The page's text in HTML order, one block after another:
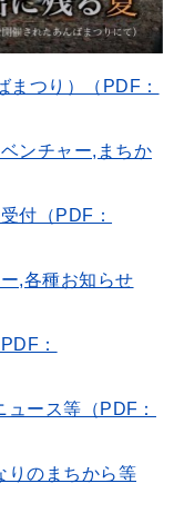
まつり）（PDF：
ンチャー,まちか
付（PDF：
,各種お知らせ
：
ース等（PDF：
りのまちから等